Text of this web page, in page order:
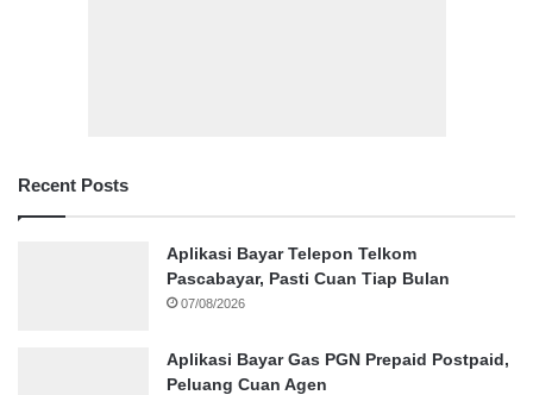
Recent Posts
Aplikasi Bayar Telepon Telkom
Pascabayar, Pasti Cuan Tiap Bulan
07/08/2026
Aplikasi Bayar Gas PGN Prepaid Postpaid,
Peluang Cuan Agen